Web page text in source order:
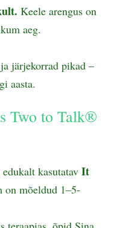
Keele arengus on
aeg.
järjekorrad pikad –
aasta.
Two to Talk®
kasutatav It
on mõeldud 1–5-